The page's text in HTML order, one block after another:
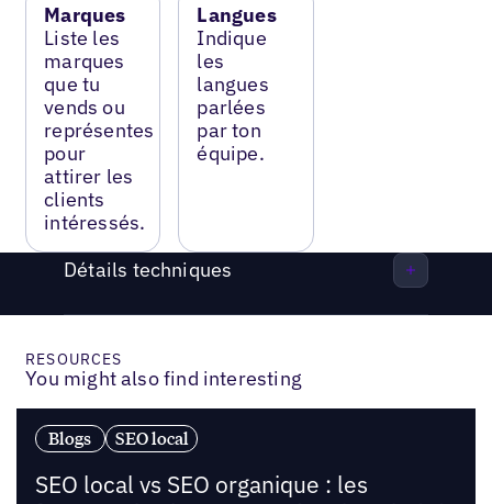
Marques
Liste les
marques
que tu
vends ou
représentes
pour
attirer les
clients
intéressés.
Langues
Indique
les
langues
parlées
par ton
équipe.
Détails techniques
RESOURCES
You might also find interesting
Blogs SEO local
SEO local vs SEO organique : les